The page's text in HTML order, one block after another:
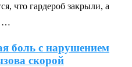
что гардероб закрыли, а
…
боль с нарушением
скорой